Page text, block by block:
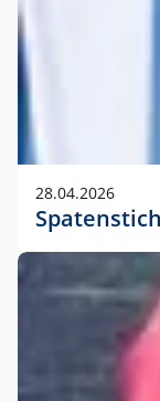
28.04.2026